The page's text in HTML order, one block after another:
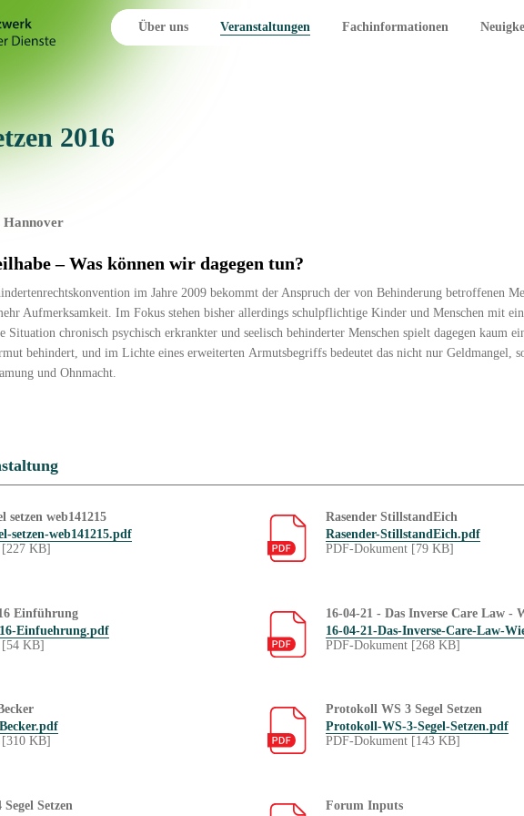
Über uns Veranstaltungen Fachinformationen
2016
Hannover
– Was können wir dagegen tun?
im Jahre 2009 bekommt der Anspruch der von Behinderung betroffenen
Aufmerksamkeit. Im Fokus stehen bisher allerdings schulpflichtige Kinder und Menschen mit
chronisch psychisch erkrankter und seelisch behinderter Menschen spielt dagegen kaum
behindert, und im Lichte eines erweiterten Armutsbegriffs bedeutet das nicht nur Geldmangel,
und Ohnmacht.
setzen web141215
setzen-web141215.pdf
KB]
Rasender StillstandEich
Rasender-StillstandEich.pdf
PDF-Dokument [79 KB]
Einführung
Einfuehrung.pdf
[54 KB]
16-04-21 - Das Inverse Care Law -
16-04-21-Das-Inverse-Care-Law-
PDF-Dokument [268 KB]
KB]
Protokoll WS 3 Segel Setzen
Protokoll-WS-3-Segel-Setzen.pdf
PDF-Dokument [143 KB]
Setzen Forum Inputs